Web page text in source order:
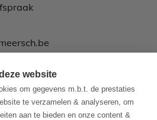
website
om gegevens m.b.t. de prestaties
te verzamelen & analyseren, om
aan te bieden en onze content &